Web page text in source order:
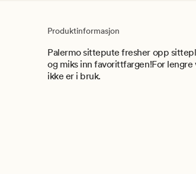
Produktinformasjon
Palermo sittepute fresher opp
og miks inn favorittfargen!For
ikke er i bruk.